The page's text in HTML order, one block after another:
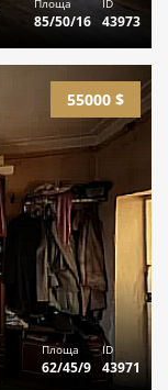
85/50/16 43973
55000 $
Площа
62/45/9
ID
43971